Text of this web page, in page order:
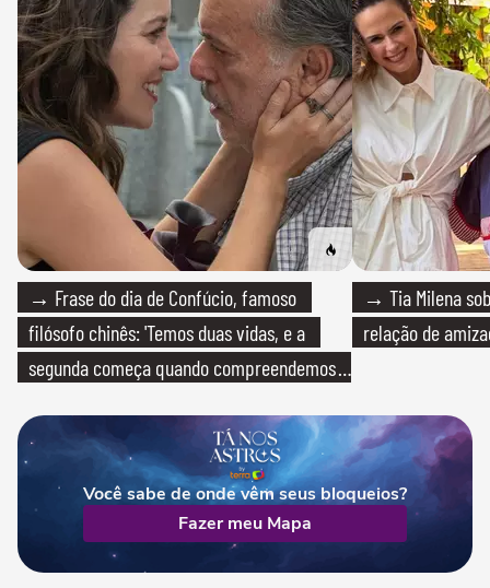
→ Frase do dia de Confúcio, famoso
filósofo chinês: 'Temos duas vidas, e a
segunda começa quando compreendemos
→ Tia Milena
relação de
Você sabe de onde vêm seus bloqueios?
Fazer meu Mapa